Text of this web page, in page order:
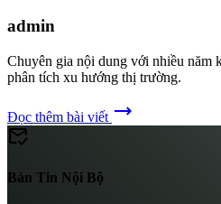
admin
Chuyên gia nội dung với nhiều năm
phân tích xu hướng thị trường.
Đọc thêm bài viết trending_flat
mark_email_read
Bản Tin Nội Bộ